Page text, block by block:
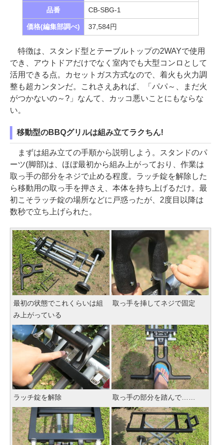
品番 CB-SBG-1
価格(編集部調べ) 37,584円
特徴は、スタンド型とテーブルトップの2WAYで使用
でき、アウトドアだけでなく室内でも大型コンロとして
活用できる点。カセットガス方式なので、着火も火力調
整も超カンタンだ。これさえあれば、「パパ～、まだ火
がつかないの～?」なんて、カッコ悪いことにもならな
い。
移動型のBBQグリルは組み立てラクちん!
まずは組み立ての手順から説明しよう。スタンドのパ
ーツ(脚部)は、ほぼ最初から組み上がっており、作業は
取っ手の部分をネジで止める程度。ラッチ錠を解除した
ら移動用の取っ手を押さえ、本体を持ち上げるだけ。最
初こそラッチ錠の場所などに戸惑ったが、2度目以降は
数秒で立ち上げられた。
最初の状態でこれくらいは組
み上がっている
取っ手を挿してネジで固定
ラッチ錠を解除 取っ手の部分を踏んで……